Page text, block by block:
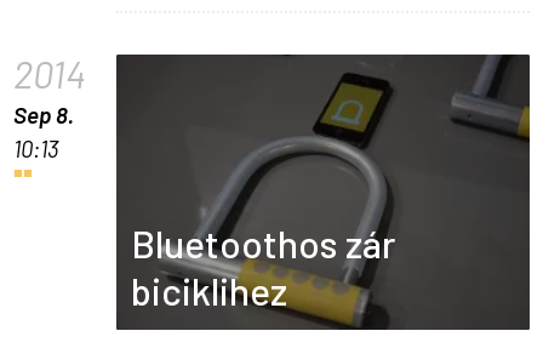
2014
Sep 8.
10:13
Bluetoothos zár
biciklihez